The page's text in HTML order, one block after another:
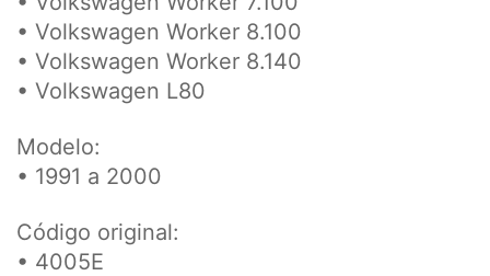
• Volkswagen Worker 8.100
• Volkswagen Worker 8.140
• Volkswagen L80
Modelo:
• 1991 a 2000
Código original:
• 4005E